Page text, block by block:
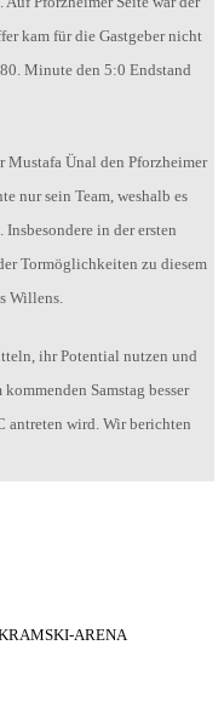
kam für die Gastgeber nicht
Minute den 5:0 Endstand
Mustafa Ünal den Pforzheimer
nur sein Team, weshalb es
in der ersten
Tormöglichkeiten zu diesem
Willens.
ihr Potential nutzen und
Samstag besser
antreten wird. Wir berichten
ARENA